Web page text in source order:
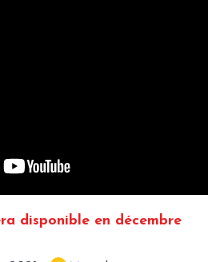
disponible en décembre